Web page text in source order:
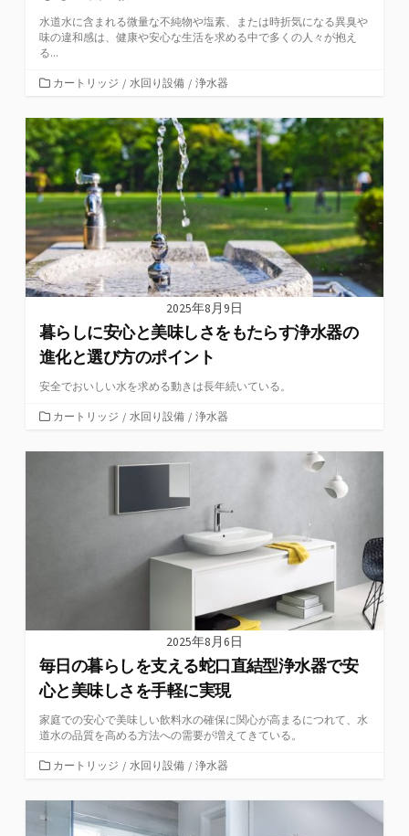
水道水に含まれる微量な不純物や塩素、または時折気になる異臭や
味の違和感は、健康や安心な生活を求める中で多くの人々が抱え
る...
カ
ゴ
リ
ー
カートリッジ / 水回り設備 / 浄水器
2025年8月9日
暮らしに安心と美味しさをもたらす浄水器の
進化と選び方のポイント
安全でおいしい水を求める動きは長年続いている。
カ
ゴ
カートリッジ / 水回り設備 / 浄水器
2025年8月6日
毎日の暮らしを支える蛇口直結型浄水器で安
心と美味しさを手軽に実現
家庭での安心で美味しい飲料水の確保に関心が高まるにつれて、水
道水の品質を高める方法への需要が増えてきている。
カ
ゴ
カートリッジ / 水回り設備 / 浄水器